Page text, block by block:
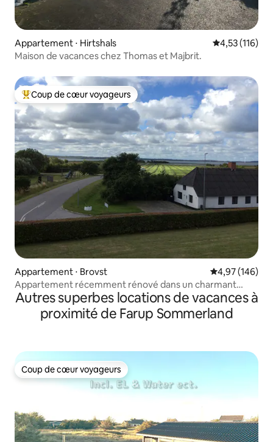
Appartement ⋅ Hirtshals Évaluation
4,53 (116)
Maison de vacances chez Thomas et Majbrit.
Coups de cœur voyageurs les plus appréciés
Coup de cœur voyageurs
Appartement ⋅ Brovst Évaluation
4,97 (146)
Appartement récemment rénové dans un charmant
village.
Autres superbes locations de vacances à
proximité de Farup Sommerland
Coup de cœur voyageurs
Coup de cœur voyageurs